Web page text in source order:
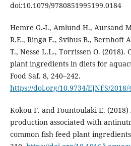
doi:10.1079/9780851995199.0184
Hemre G.-I., Amlund H., Aursand
R.E., Ringø E., Svihus B., Bernhoft
T., Nesse L.L., Torrissen O.
plant ingredients in diets for
Food Saf. 8, 240–242.
https://doi.org/10.9734/EJNFS/2018/
Kokou F. and Fountoulaki E.
production associated with
common fish feed plant